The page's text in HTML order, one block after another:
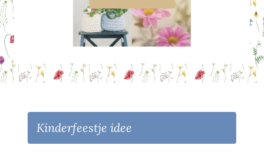
Kinderfeestje idee